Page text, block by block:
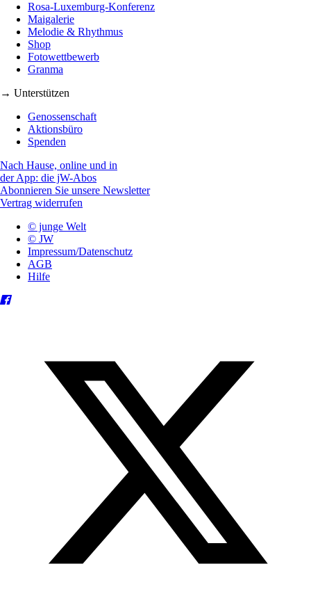
Rosa-Luxemburg-Konferenz
Maigalerie
Melodie & Rhythmus
Shop
Fotowettbewerb
Granma
→ Unterstützen
Genossenschaft
Aktionsbüro
Spenden
Nach Hause, online und in
der App: die jW-Abos
Abonnieren Sie unsere Newsletter
Vertrag widerrufen
© junge Welt
© JW
Impressum/Datenschutz
AGB
Hilfe